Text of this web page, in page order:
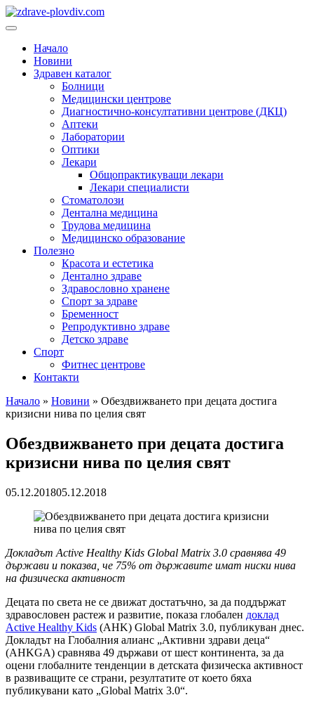
Преминете
към
Основно
Начало
Новини
Здравен каталог
Болници
Медицински центрове
Диагностично-консултативни центрове (ДКЦ)
Аптеки
Лаборатории
Оптики
Лекари
Общопрактикуващи лекари
Лекари специалисти
Стоматолози
Дентална медицина
Трудова медицина
Медицинско образование
Полезно
Красота и естетика
Дентално здраве
Здравословно хранене
Спорт за здраве
Бременност
Репродуктивно здраве
Детско здраве
Спорт
Фитнес центрове
Контакти
Начало » Новини » Обездвижването при децата достига
кризисни нива по целия свят
Обездвижването при децата достига
кризисни нива по целия свят
05.12.201805.12.2018
Докладът Active Healthy Kids Global Matrix 3.0 сравнява 49
държави и показва, че 75% от държавите имат ниски нива
на физическа активност
Децата по света не се движат достатъчно, за да поддържат
здравословен растеж и развитие, показа глобален доклад
Active Healthy Kids (AHK) Global Matrix 3.0, публикуван днес.
Докладът на Глобалния алианс „Активни здрави деца“
(AHKGA) сравнява 49 държави от шест континента, за да
оцени глобалните тенденции в детската физическа активност
в развиващите се страни, резултатите от което бяха
публикувани като „Global Matrix 3.0“.